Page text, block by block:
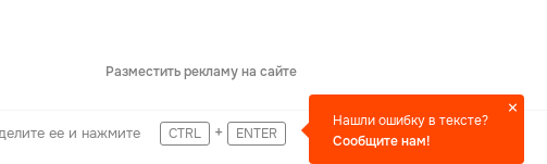
Разместить рекламу на сайте
ее и нажмите CTRL + ENTER
Нашли ошибку в тексте?
Сообщите нам!